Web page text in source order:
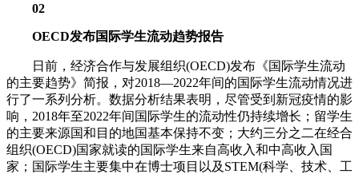
02
OECD发布国际学生流动趋势报告
日前，经济合作与发展组织(OECD)发布《国际学生流动
的主要趋势》简报，对2018—2022年间的国际学生流动情况进
行了一系列分析。数据分析结果表明，尽管受到新冠疫情的影
响，2018年至2022年间国际学生的流动性仍持续增长；留学生
的主要来源国和目的地国基本保持不变；大约三分之二在经合
组织(OECD)国家就读的国际学生来自高收入和中高收入国
家；国际学生主要集中在博士项目以及STEM(科学、技术、工